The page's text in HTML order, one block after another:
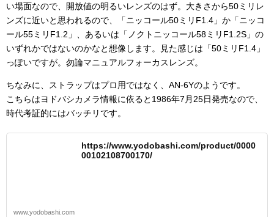
い場面なので、開放値の明るいレンズのはず。大きさから50ミリレ
ンズに近いと思われるので、「ニッコール50ミリF1.4」か「ニッコ
ール55ミリF1.2」、あるいは「ノクトニッコール58ミリF1.2S」の
いずれかではないのかなと想像します。見た感じは「50ミリF1.4」
っぽいですが。勿論マニュアルフォーカスレンズ。
ちなみに、ストラップはプロ用ではなく、AN-6Yのようです。
こちらはヨドバシカメラ情報に依ると1986年7月25日発売なので、
時代考証的にはバッチリです。
https://www.yodobashi.com/product/0000
00102108700170/
www.yodobashi.com